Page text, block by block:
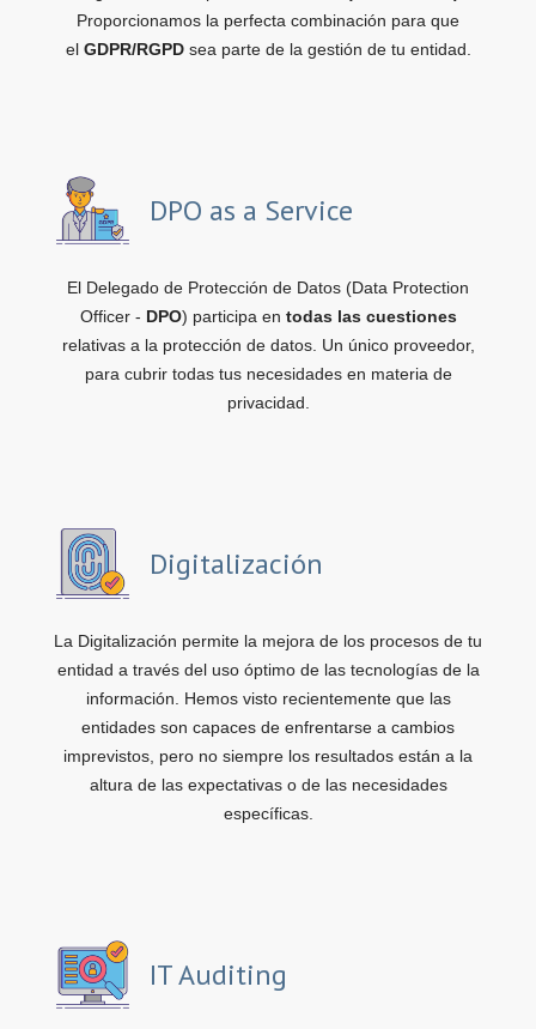
Proporcionamos la perfecta combinación para que
el GDPR/RGPDsea parte de la gestión de tu entidad.
DPO as a Service
El Delegado de Protección de Datos (Data Protection
Officer - DPO) participa en todas las cuestiones
relativas a la protección de datos. Un único proveedor,
para cubrir todas tus necesidades en materia de
privacidad.
Digitalización
La Digitalización permite la mejora de los procesos de tu
entidad a través del uso óptimo de las tecnologías de la
información. Hemos visto recientemente que las
entidades son capaces de enfrentarse a cambios
imprevistos, pero no siempre los resultados están a la
altura de las expectativas o de las necesidades
específicas.
IT Auditing